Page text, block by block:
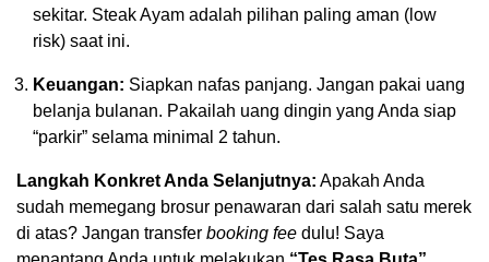
sekitar. Steak Ayam adalah pilihan paling aman (low
risk) saat ini.
Keuangan: Siapkan nafas panjang. Jangan pakai uang
belanja bulanan. Pakailah uang dingin yang Anda siap
“parkir” selama minimal 2 tahun.
Langkah Konkret Anda Selanjutnya: Apakah Anda
sudah memegang brosur penawaran dari salah satu merek
di atas? Jangan transfer booking fee dulu! Saya